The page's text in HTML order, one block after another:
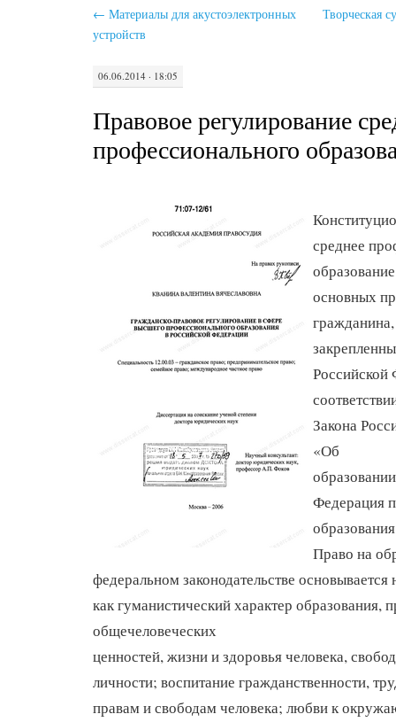
← Материалы для акустоэлектронных
устройств
Творческая
06.06.2014 · 18:05
Правовое регулирование
профессионального
среднее
основных
гражданина,
Закона
«Об
Федерация
Право на
федеральном законодательстве
как гуманистический характер образования,
общечеловеческих
ценностей, жизни и здоровья человека,
личности; воспитание гражданственности,
правам и свободам человека; любви к